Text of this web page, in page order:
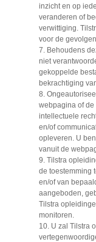
inzicht en op
veranderen of
verwittiging.
voor de
7. Behoudens
niet
gekoppelde
bekrachtiging
8.
webpagina of
intellectuele
en/of
opleveren. U
vanuit de
9. Tilstra
de toestemming
en/of van
aangeboden,
Tilstra
monitoren.
10. U zal Tilstra